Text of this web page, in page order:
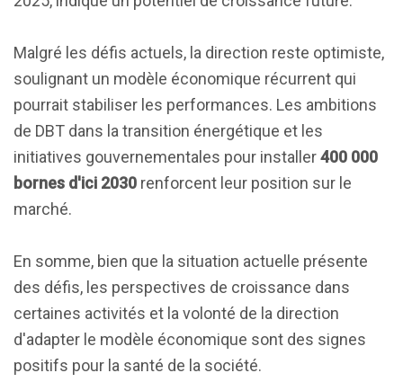
Malgré les défis actuels, la direction reste optimiste,
soulignant un modèle économique récurrent qui
pourrait stabiliser les performances. Les ambitions
de DBT dans la transition énergétique et les
initiatives gouvernementales pour installer400 000
bornes d'ici 2030 renforcent leur position sur le
marché.
En somme, bien que la situation actuelle présente
des défis, les perspectives de croissance dans
certaines activités et la volonté de la direction
d'adapter le modèle économique sont des signes
positifs pour la santé de la société.